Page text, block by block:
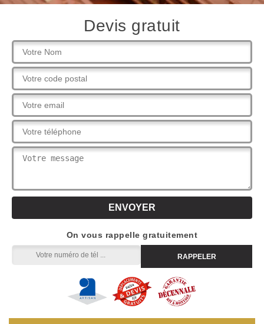
Devis gratuit
On vous rappelle gratuitement